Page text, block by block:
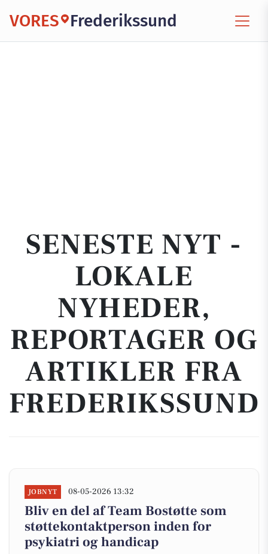
VORES Frederikssund
SENESTE NYT -
LOKALE
NYHEDER,
REPORTAGER OG
ARTIKLER FRA
FREDERIKSSUND
JOBNYT 08-05-2026 13:32
Bliv en del af Team Bostøtte som
støttekontaktperson inden for
psykiatri og handicap